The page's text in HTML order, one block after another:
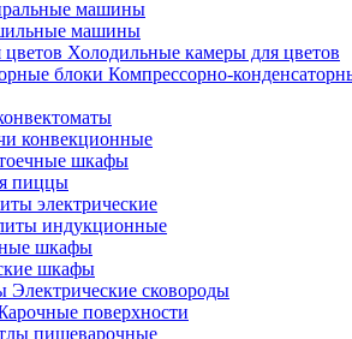
машины
машины
Холодильные камеры для цветов
Компрессорно-
конвекционные
шкафы
пиццы
электрические
индукционные
шкафы
шкафы
Электрические сковороды
поверхности
пищеварочные